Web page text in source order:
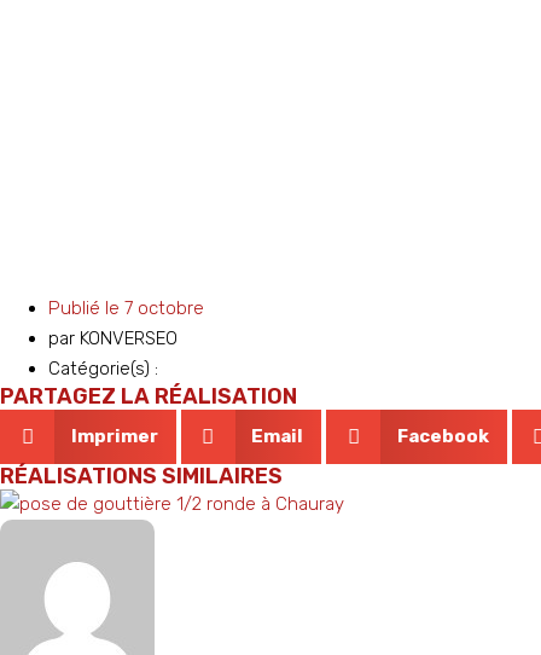
Publié le 7 octobre
par KONVERSEO
Catégorie(s) :
PARTAGEZ LA RÉALISATION
Imprimer Email Facebook
RÉALISATIONS SIMILAIRES